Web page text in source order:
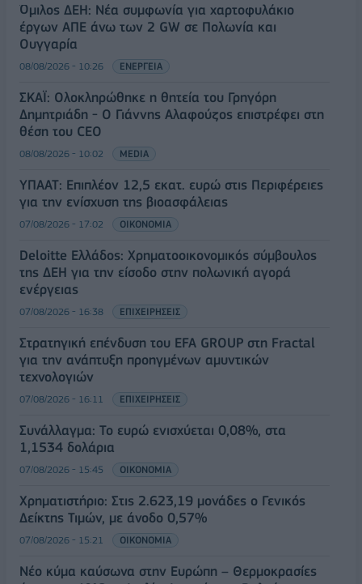
Όμιλος ΔΕΗ: Νέα συμφωνία για χαρτοφυλάκιο
έργων ΑΠΕ άνω των 2 GW σε Πολωνία και
Ουγγαρία
08/08/2026 - 10:26 ΕΝΕΡΓΕΙΑ
ΣΚΑΪ: Ολοκληρώθηκε η θητεία του Γρηγόρη
Δημητριάδη - Ο Γιάννης Αλαφούζος επιστρέφει στη
θέση του CEO
08/08/2026 - 10:02 MEDIA
ΥΠΑΑΤ: Επιπλέον 12,5 εκατ. ευρώ στις Περιφέρειες
για την ενίσχυση της βιοασφάλειας
07/08/2026 - 17:02 ΟΙΚΟΝΟΜΙΑ
Deloitte Ελλάδος: Χρηματοοικονομικός σύμβουλος
της ΔΕΗ για την είσοδο στην πολωνική αγορά
ενέργειας
07/08/2026 - 16:38 ΕΠΙΧΕΙΡΗΣΕΙΣ
Στρατηγική επένδυση του EFA GROUP στη Fractal
για την ανάπτυξη προηγμένων αμυντικών
τεχνολογιών
07/08/2026 - 16:11 ΕΠΙΧΕΙΡΗΣΕΙΣ
Συνάλλαγμα: Το ευρώ ενισχύεται 0,08%, στα
1,1534 δολάρια
07/08/2026 - 15:45 ΟΙΚΟΝΟΜΙΑ
Χρηματιστήριο: Στις 2.623,19 μονάδες ο Γενικός
Δείκτης Τιμών, με άνοδο 0,57%
07/08/2026 - 15:21 ΟΙΚΟΝΟΜΙΑ
Νέο κύμα καύσωνα στην Ευρώπη – Θερμοκρασίες